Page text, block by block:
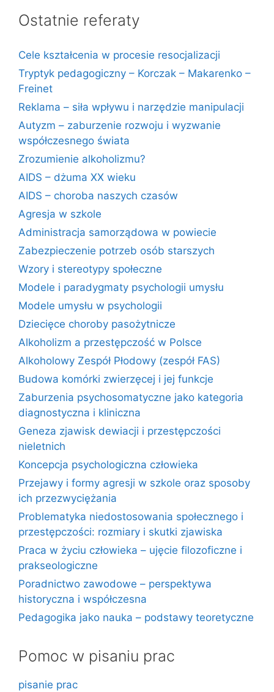
Ostatnie referaty
Cele kształcenia w procesie resocjalizacji
Tryptyk pedagogiczny – Korczak – Makarenko –
Freinet
Reklama – siła wpływu i narzędzie manipulacji
Autyzm – zaburzenie rozwoju i wyzwanie
współczesnego świata
Zrozumienie alkoholizmu?
AIDS – dżuma XX wieku
AIDS – choroba naszych czasów
Agresja w szkole
Administracja samorządowa w powiecie
Zabezpieczenie potrzeb osób starszych
Wzory i stereotypy społeczne
Modele i paradygmaty psychologii umysłu
Modele umysłu w psychologii
Dziecięce choroby pasożytnicze
Alkoholizm a przestępczość w Polsce
Alkoholowy Zespół Płodowy (zespół FAS)
Budowa komórki zwierzęcej i jej funkcje
Zaburzenia psychosomatyczne jako kategoria
diagnostyczna i kliniczna
Geneza zjawisk dewiacji i przestępczości
nieletnich
Koncepcja psychologiczna człowieka
Przejawy i formy agresji w szkole oraz sposoby
ich przezwyciężania
Problematyka niedostosowania społecznego i
przestępczości: rozmiary i skutki zjawiska
Praca w życiu człowieka – ujęcie filozoficzne i
prakseologiczne
Poradnictwo zawodowe – perspektywa
historyczna i współczesna
Pedagogika jako nauka – podstawy teoretyczne
Pomoc w pisaniu prac
pisanie prac